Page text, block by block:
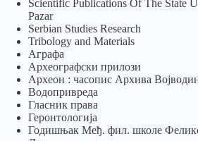
Scientific Publications Of The State
Pazar
Serbian Studies Research
Tribology and Materials
Аграфа
Археографски прилози
Археон : часопис Архива
Водопривреда
Гласник права
Геронтологија
Годишњак Међ. фил. школе